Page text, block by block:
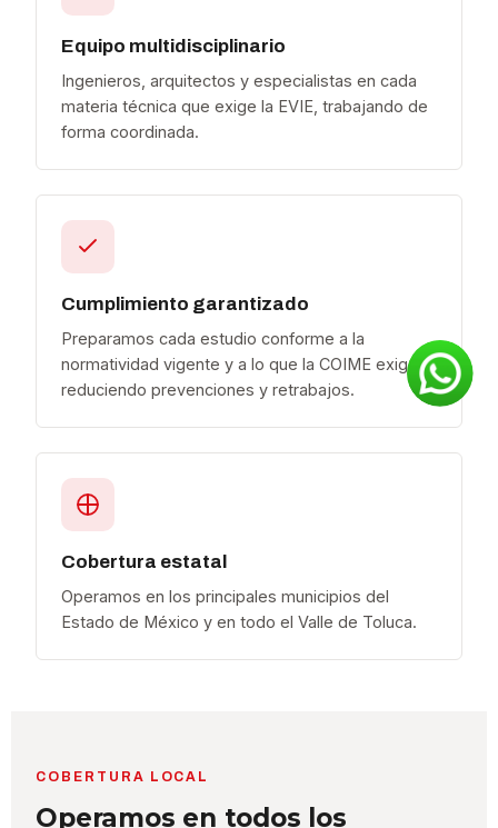
Equipo multidisciplinario
Ingenieros, arquitectos y especialistas en cada
materia técnica que exige la EVIE, trabajando de
forma coordinada.
Cumplimiento garantizado
Preparamos cada estudio conforme a la
normatividad vigente y a lo que la COIME exige,
reduciendo prevenciones y retrabajos.
Cobertura estatal
Operamos en los principales municipios del
Estado de México y en todo el Valle de Toluca.
COBERTURA LOCAL
Operamos en todos los